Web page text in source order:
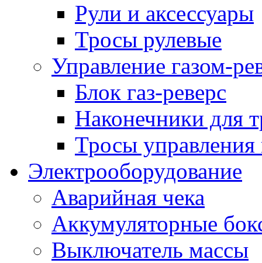
Рули и аксессуары
Тросы рулевые
Управление газом-
Блок газ-реверс
Наконечники для
Тросы управления
Электрооборудование
Аварийная чека
Аккумуляторные
Выключатель массы